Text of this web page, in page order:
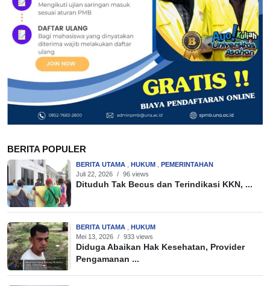
BERITA POPULER
BERITA UTAMA HUKUM
PEMERINTAHAN
Juli 22, 2026 / 96 views
Dituduh Tak Becus dan Terindikasi KKN, ...
BERITA UTAMA
HUKUM
Mei 13, 2026 / 933 views
Diduga Abaikan Hak Kesehatan, Provider
Pengamanan ...